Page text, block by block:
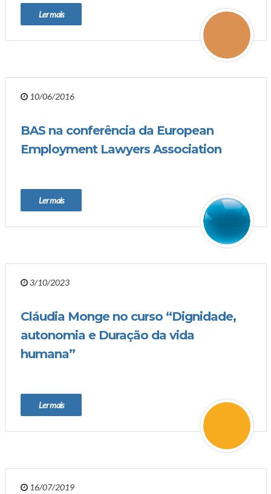
Ler mais
10/06/2016
BAS na conferência da European
Employment Lawyers Association
Ler mais
3/10/2023
Cláudia Monge no curso “Dignidade,
autonomia e Duração da vida
humana”
Ler mais
16/07/2019